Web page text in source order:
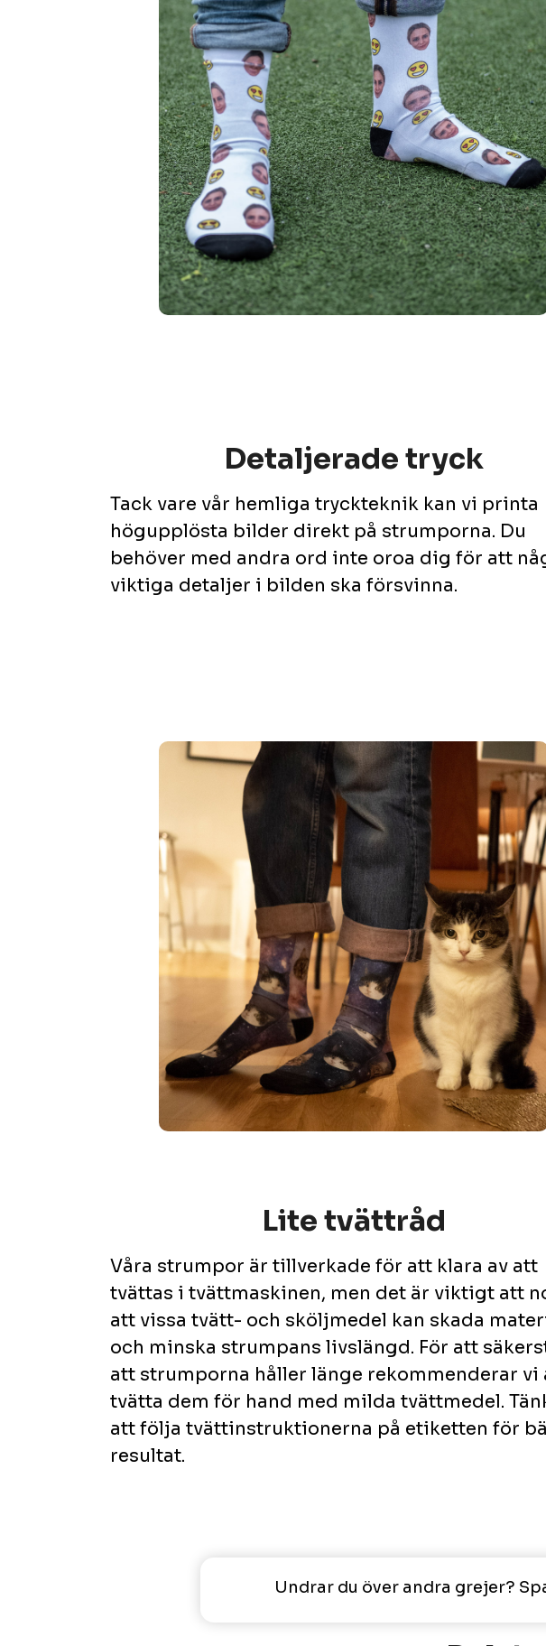
Detaljerade tryck
Tack vare vår hemliga tryckteknik kan vi printa
högupplösta bilder direkt på strumporna. Du
behöver med andra ord inte oroa dig för att
viktiga detaljer i bilden ska försvinna.
Lite tvättråd
Våra strumpor är tillverkade för att klara av att
tvättas i tvättmaskinen, men det är viktigt att
att vissa tvätt- och sköljmedel kan skada
och minska strumpans livslängd. För att
att strumporna håller länge rekommenderar vi
tvätta dem för hand med milda tvättmedel.
att följa tvättinstruktionerna på etiketten för
resultat.
Undrar du över andra grejer?